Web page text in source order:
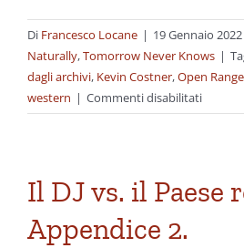
Di Francesco Locane | 19 Gennaio 2022
Naturally,Tomorrow Never Knows |
dagli archivi, Kevin Costner,Open Range
western | Commenti disabilitatisu
Dagli
degli
Il DJ vs. il Paese
Appendice 2.